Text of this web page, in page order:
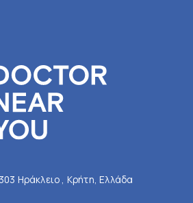
Ηράκλειο , Κρήτη, Ελλάδα